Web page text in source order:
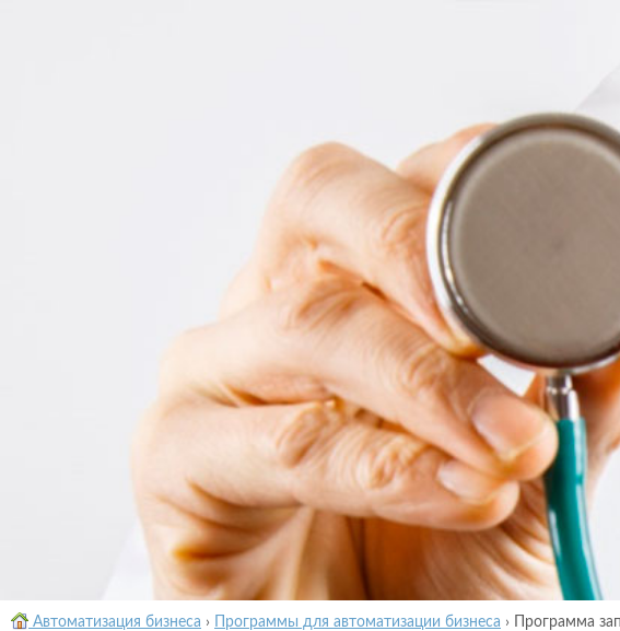
Автоматизация бизнеса › Программы для автоматизации бизнеса › Программа